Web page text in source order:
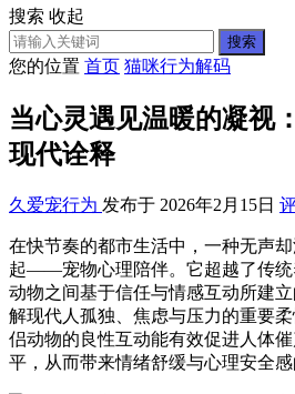
搜索 收起
搜索
您的位置 首页 猫咪行为解码
当心灵遇见温暖的凝视
现代诠释
久爱宠行为 发布于 2026年2月15日
在快节奏的都市生活中，一种无声
起——宠物心理陪伴。它超越了传统
动物之间基于信任与情感互动所建
解现代人孤独、焦虑与压力的重要
侣动物的良性互动能有效促进人体
平，从而带来情绪舒缓与心理安全感